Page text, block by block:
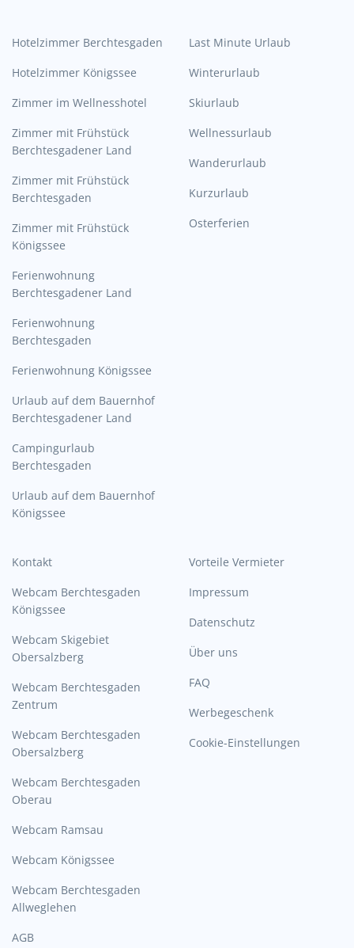
Hotelzimmer Berchtesgaden
Hotelzimmer Königssee
Zimmer im Wellnesshotel
Zimmer mit Frühstück
Berchtesgadener Land
Zimmer mit Frühstück
Berchtesgaden
Zimmer mit Frühstück
Königssee
Ferienwohnung
Berchtesgadener Land
Ferienwohnung
Berchtesgaden
Ferienwohnung Königssee
Urlaub auf dem Bauernhof
Berchtesgadener Land
Campingurlaub
Berchtesgaden
Urlaub auf dem Bauernhof
Königssee
Last Minute Urlaub
Winterurlaub
Skiurlaub
Wellnessurlaub
Wanderurlaub
Kurzurlaub
Osterferien
Kontakt
Webcam Berchtesgaden
Königssee
Webcam Skigebiet
Obersalzberg
Webcam Berchtesgaden
Zentrum
Webcam Berchtesgaden
Obersalzberg
Webcam Berchtesgaden
Oberau
Webcam Ramsau
Webcam Königssee
Webcam Berchtesgaden
Allweglehen
AGB
Vorteile Vermieter
Impressum
Datenschutz
Über uns
FAQ
Werbegeschenk
Cookie-Einstellungen